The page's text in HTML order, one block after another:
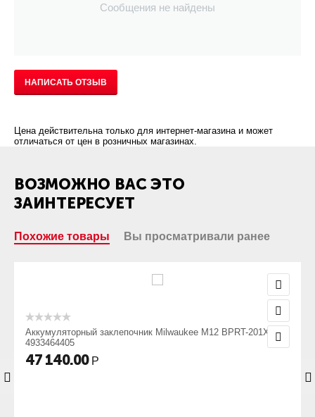
Сообщения не найдены
НАПИСАТЬ ОТЗЫВ
Цена действительна только для интернет-магазина и может
отличаться от цен в розничных магазинах.
ВОЗМОЖНО ВАС ЭТО
ЗАИНТЕРЕСУЕТ
Похожие товары Вы просматривали ранее
Аккумуляторный заклепочник Milwaukee M12 BPRT-201X
4933464405
47 140.00 Р